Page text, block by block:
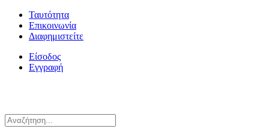
Ταυτότητα
Επικοινωνία
Διαφημιστείτε
Είσοδος
Εγγραφή